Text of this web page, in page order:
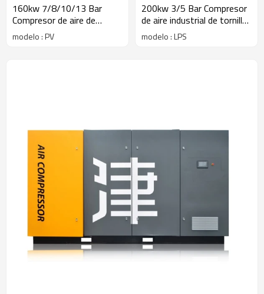
160kw 7/8/10/13 Bar
Compresor de aire de
tornillo de frecuencia
variable de imán
modelo : PV
200kw 3/5 Bar Compresor
de aire industrial de tornillo
rotativo de baja presión
modelo : LPS